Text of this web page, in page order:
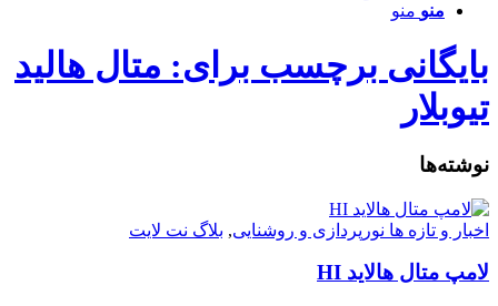
منو منو
بایگانی برچسب برای: متال هالید
تیوبلار
نوشته‌ها
اخبار و تازه ها نورپردازی و روشنایی, بلاگ نت لایت
لامپ متال هالاید HI